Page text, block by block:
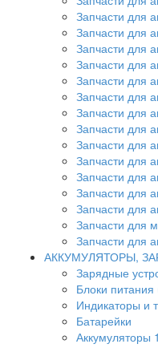
Запчасти для
Запчасти для
Запчасти для
Запчасти для
Запчасти для
Запчасти для
Запчасти для
Запчасти для
Запчасти для
Запчасти для
Запчасти для
Запчасти для
Запчасти для
Запчасти для
Запчасти для
АККУМУЛЯТОРЫ,
Зарядные
Блоки
Индикаторы и
Батарейки
Аккумуляторы